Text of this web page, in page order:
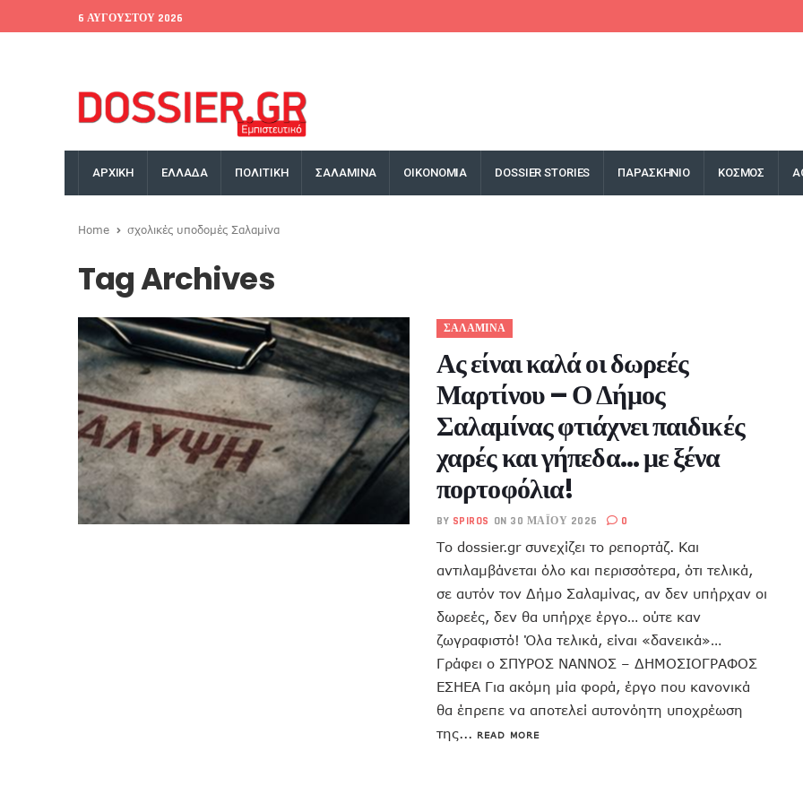
6 ΑΥΓΟΎΣΤΟΥ 2026
ΑΡΧΙΚΗ ΕΛΛΑΔΑ ΠΟΛΙΤΙΚΗ ΣΑΛΑΜΙΝΑ ΟΙΚΟΝΟΜΙΑ DOSSIER STORIES ΠΑΡΑΣΚΗΝΙΟ ΚΟΣΜΟΣ
Home σχολικές υποδομές Σαλαμίνα
Tag Archives
ΣΑΛΑΜΙΝΑ
Ας είναι καλά οι δωρεές
Μαρτίνου – Ο Δήμος
Σαλαμίνας φτιάχνει παιδικές
χαρές και γήπεδα… με ξένα
πορτοφόλια!
BY SPIROS ON 30 ΜΑΪ́ΟΥ 2026 0
Το dossier.gr συνεχίζει το ρεπορτάζ. Και
αντιλαμβάνεται όλο και περισσότερα, ότι τελικά,
σε αυτόν τον Δήμο Σαλαμίνας, αν δεν υπήρχαν οι
δωρεές, δεν θα υπήρχε έργο… ούτε καν
ζωγραφιστό! Όλα τελικά, είναι «δανεικά»…
Γράφει ο ΣΠΥΡΟΣ ΝΑΝΝΟΣ – ΔΗΜΟΣΙΟΓΡΑΦΟΣ
ΕΣΗΕΑ Για ακόμη μία φορά, έργο που κανονικά
θα έπρεπε να αποτελεί αυτονόητη υποχρέωση
της... READ MORE